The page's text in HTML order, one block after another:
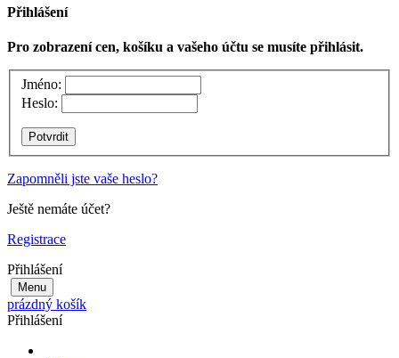
Přihlášení
Pro zobrazení cen, košíku a vašeho účtu se musíte přihlásit.
Jméno:
Heslo:
Zapomněli jste vaše heslo?
Ještě nemáte účet?
Registrace
Přihlášení
Menu
prázdný košík
Přihlášení